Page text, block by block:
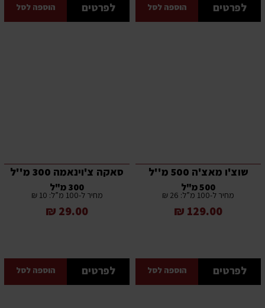
לפרטים הוספה לסל לפרטים הוספה לסל
שוצ'ו מאצ'ה 500 מ''ל
500 מ"ל
מחיר ל-100 מ”ל: 26 ₪
129.00 ₪
לפרטים הוספה לסל
סאקה צ'וינאמה 300 מ''ל
300 מ"ל
מחיר ל-100 מ”ל: 10 ₪
29.00 ₪
לפרטים הוספה לסל